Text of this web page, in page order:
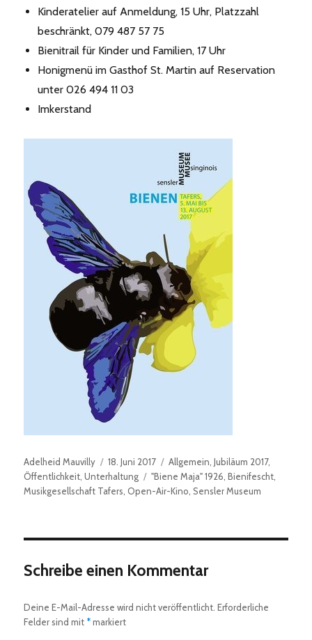
Kinderatelier auf Anmeldung, 15 Uhr, Platzzahl
beschränkt, 079 487 57 75
Bienitrail für Kinder und Familien, 17 Uhr
Honigmenü im Gasthof St. Martin auf Reservation
unter 026 494 11 03
Imkerstand
Autor
Adelheid Mauvilly
Veröffentlicht
am
18. Juni 2017 Kategorien
Allgemein ,Jubiläum 2017,
Öffentlichkeit ,Unterhaltung Schlagwörter
"Biene Maja" 1926 ,Bienifescht
Musikgesellschaft Tafers Open-Air-Kino ,Sensler Museum
Schreibe einen Kommentar
Deine E-Mail-Adresse wird nicht veröffentlicht. Erforderliche
Felder sind mit *markiert